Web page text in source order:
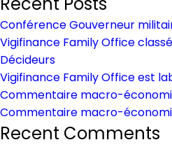
Conférence Gouverneur
Vigifinance Family Office
Décideurs
Vigifinance Family Office est
Commentaire macro-
Commentaire macro-
Recent Comments